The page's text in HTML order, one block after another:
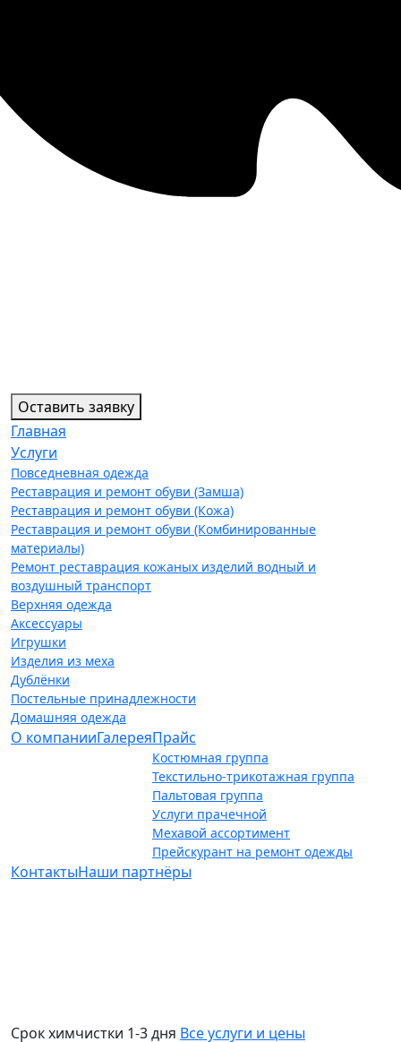
Оставить заявку
Главная
Услуги
Повседневная одежда
Реставрация и ремонт обуви (Замша)
Реставрация и ремонт обуви (Кожа)
Реставрация и ремонт обуви (Комбинированные
материалы)
Ремонт реставрация кожаных изделий водный и
воздушный транспорт
Верхняя одежда
Аксессуары
Игрушки
Изделия из меха
Дублёнки
Постельные принадлежности
Домашняя одежда
О компанииГалереяПрайс
Костюмная группа
Текстильно-трикотажная группа
Пальтовая группа
Услуги прачечной
Мехавой ассортимент
Прейскурант на ремонт одежды
КонтактыНаши партнёры
Срок химчистки 1-3 дня Все услуги и цены